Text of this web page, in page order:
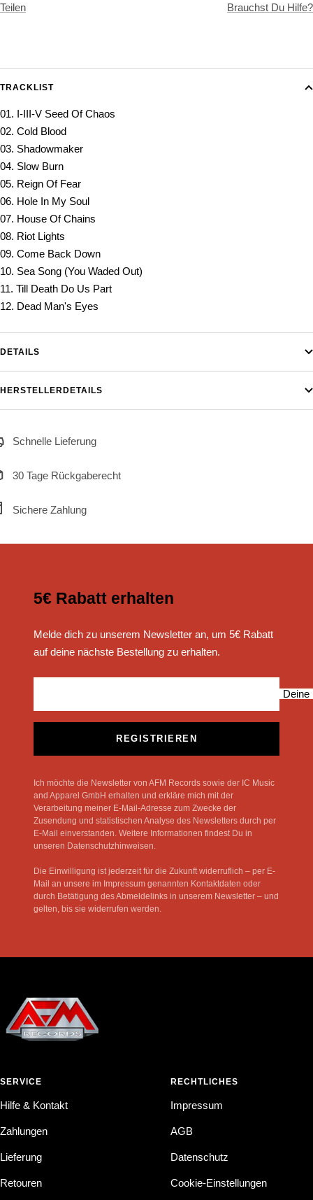
Teilen Brauchst Du Hilfe?
TRACKLIST
01. I-III-V Seed Of Chaos
02. Cold Blood
03. Shadowmaker
04. Slow Burn
05. Reign Of Fear
06. Hole In My Soul
07. House Of Chains
08. Riot Lights
09. Come Back Down
10. Sea Song (You Waded Out)
11. Till Death Do Us Part
12. Dead Man's Eyes
DETAILS
HERSTELLERDETAILS
Schnelle Lieferung
30 Tage Rückgaberecht
Sichere Zahlung
5€ Rabatt erhalten
Melde dich zu unserem Newsletter an, um 5€ Rabatt
auf deine nächste Bestellung zu erhalten.
Deine
REGISTRIEREN
Ich möchte die Newsletter von AFM Records sowie der IC Music
and Apparel GmbH erhalten und erkläre mich mit der
Verarbeitung meiner E-Mail-Adresse zum Zwecke der
Zusendung und statistischen Analyse des Newsletters durch per
E-Mail einverstanden. Weitere Informationen findest Du in
unseren Datenschutzhinweisen.
Die Einwilligung ist jederzeit für die Zukunft widerruflich – per E-
Mail an unsere im Impressum genannten Kontaktdaten oder
durch Betätigung des Abmeldelinks in unserem Newsletter – und
gelten, bis sie widerrufen werden.
SERVICE
Hilfe & Kontakt
Zahlungen
Lieferung
Retouren
RECHTLICHES
Impressum
AGB
Datenschutz
Cookie-Einstellungen